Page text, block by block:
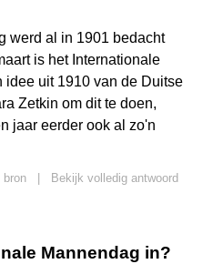
werd al in 1901 bedacht
is het Internationale
idee uit 1910 van de Duitse
Zetkin om dit te doen,
jaar eerder ook al zo'n
bron
Bekijk volledig antwoord
Mannendag in?